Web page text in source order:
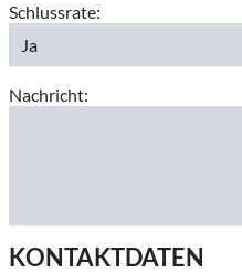
Schlussrate:
Nachricht:
KONTAKTDATEN